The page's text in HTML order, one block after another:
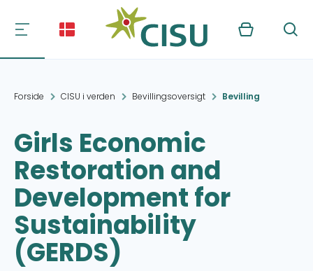
Kurv Søg
Forside CISU i verden Bevillingsoversigt Bevilling
Girls Economic
Restoration and
Development for
Sustainability
(GERDS)